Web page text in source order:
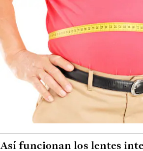
Así funcionan los lentes